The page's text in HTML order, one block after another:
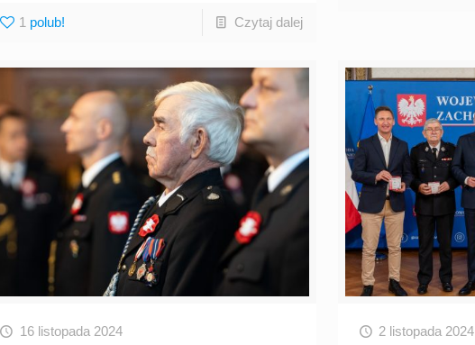
1 Czytaj dalej
16 listopada 2024 2 listopada 2024